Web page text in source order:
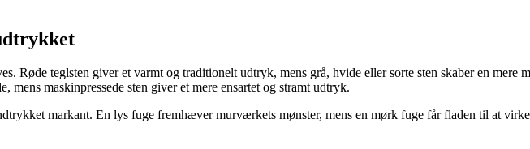
Røde teglsten giver et varmt og traditionelt udtryk, mens grå, hvide eller sorte sten skaber en
mens maskinpressede sten giver et mere ensartet og stramt udtryk.
markant. En lys fuge fremhæver murværkets mønster, mens en mørk fuge får fladen til at